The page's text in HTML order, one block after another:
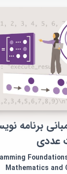
برنامه
Mathematics